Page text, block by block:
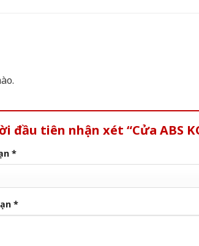
đầu tiên nhận xét “Cửa ABS
*
*